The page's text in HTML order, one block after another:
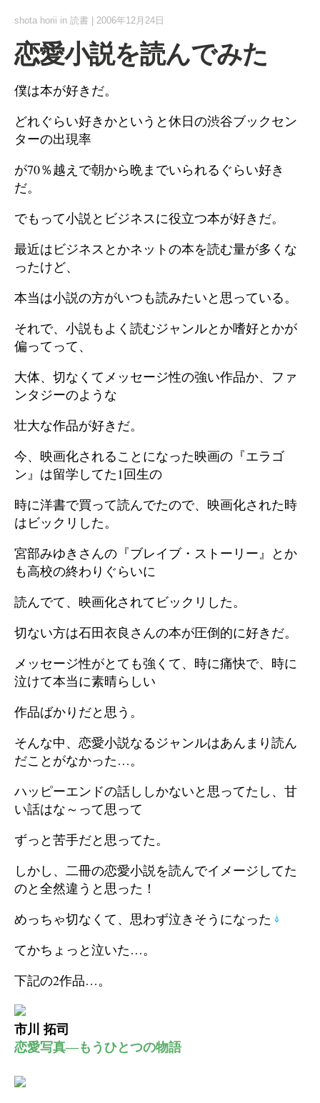
shota horii in 読書 2006年12月24日
恋愛小説を読んでみた
僕は本が好きだ。
どれぐらい好きかというと休日の渋谷ブックセン
ターの出現率
が70％越えで朝から晩までいられるぐらい好き
だ。
でもって小説とビジネスに役立つ本が好きだ。
最近はビジネスとかネットの本を読む量が多くな
ったけど、
本当は小説の方がいつも読みたいと思っている。
それで、小説もよく読むジャンルとか嗜好とかが
偏ってって、
大体、切なくてメッセージ性の強い作品か、ファ
ンタジーのような
壮大な作品が好きだ。
今、映画化されることになった映画の『エラゴ
ン』は留学してた1回生の
時に洋書で買って読んでたので、映画化された時
はビックリした。
宮部みゆきさんの『ブレイブ・ストーリー』とか
も高校の終わりぐらいに
読んでて、映画化されてビックリした。
切ない方は石田衣良さんの本が圧倒的に好きだ。
メッセージ性がとても強くて、時に痛快で、時に
泣けて本当に素晴らしい
作品ばかりだと思う。
そんな中、恋愛小説なるジャンルはあんまり読ん
だことがなかった…。
ハッピーエンドの話ししかないと思ってたし、甘
い話はな～って思って
ずっと苦手だと思ってた。
しかし、二冊の恋愛小説を読んでイメージしてた
のと全然違うと思った！
めっちゃ切なくて、思わず泣きそうになった
てかちょっと泣いた…。
下記の2作品…。
市川 拓司
恋愛写真―もうひとつの物語